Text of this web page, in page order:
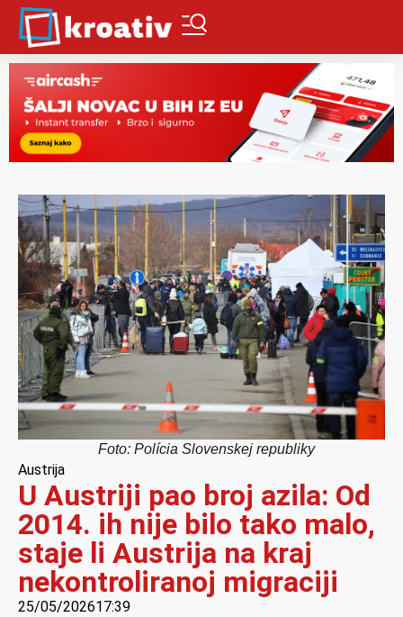
Foto: Polícia Slovenskej republiky
Austrija
U Austriji pao broj azila: Od
2014. ih nije bilo tako malo,
staje li Austrija na kraj
nekontroliranoj migraciji
25/05/202617:39